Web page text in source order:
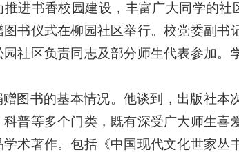
进书香校园建设，丰富广大同学的社
书仪式在柳园社区举行。校党委副书
社区负责同志及部分师生代表参加。
图书的基本情况。他谈到，出版社本
普等多个门类，既有深受广大师生喜
术著作。包括《中国现代文化世家丛